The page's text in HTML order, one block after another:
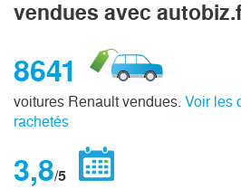
vendues avec
8641
voitures Renault vendues. Voir les
rachetés
3,8/5